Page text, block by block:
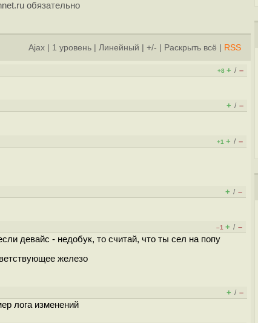
обязательно
Ajax 1 уровень Линейный +/- Раскрыть всё RSS
+8 + / –
+ / –
+1 + / –
+ / –
–1 + / –
девайс - недобук, то считай, что ты сел на попу
железо
+ / –
лога изменений